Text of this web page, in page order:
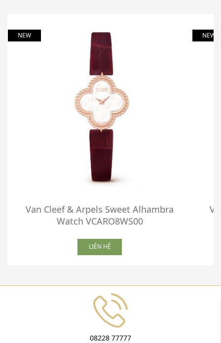
NEW
Van Cleef & Arpels Sweet Alhambra
Watch VCARO8WS00
LIÊN HỆ
NEW
08228 77777